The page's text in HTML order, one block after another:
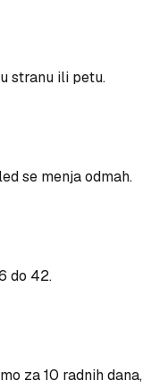
stranu ili petu.
se menja odmah.
do 42.
za 10 radnih dana,